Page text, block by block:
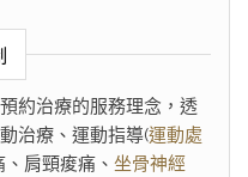
約治療的服務理念，透
治療、運動指導(運動處
肩頸痠痛、 坐骨神經